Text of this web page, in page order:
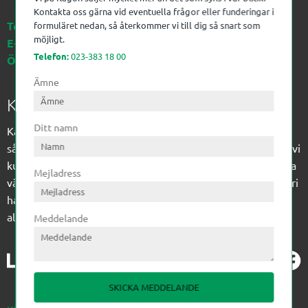
Telefon:023-383 18 00
E-post:kagon@kagon.se
Öppettider:Måndag-Fredag, 07-16
Kagon AB
Kagon har sedan 1972 levererat kompetens till
sågverksindustrin och övrig industri. Till träindustrin tillför vi
kunskap med optimeringslösningar från timmerplanen hela
vägen fram till paketering/emballering och till övrig industri
har vi ett komplement sortiment av teknikprodukter med
allt ifrån slangtillverkning till transmission och lager.
Kontakta oss gärna vid eventuella frågor eller funderingar i
formuläret nedan, så återkommer vi till dig så snart som
möjligt.
Telefon:023-383 18 00
Ämne
Ditt namn
Mejladress
Meddelande
SKICKA MEDDELANDE